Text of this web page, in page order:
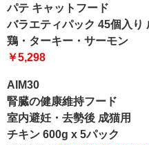
パテ キャットフード
バラエティパック 45個入り
鶏・ターキー・サーモン
￥5,298
AIM30
腎臓の健康維持フード
室内避妊・去勢後 成猫用
チキン 600g x 5パック